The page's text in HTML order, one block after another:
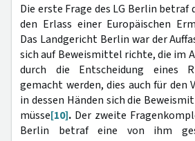
Die erste Frage des LG Berlin
den Erlass einer Europäischen
Das Landgericht Berlin war der
sich auf Beweismittel richte, die im
durch die Entscheidung eines
gemacht werden, dies auch für den
in dessen Händen sich die
müsse[10]. Der zweite
Berlin betraf eine von ihm